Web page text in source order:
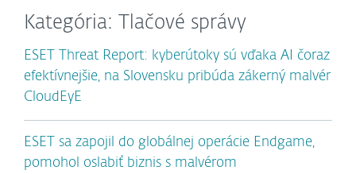
Kategória: Tlačové správy
ESET Threat Report: kyberútoky sú vďaka AI čoraz
efektívnejšie, na Slovensku pribúda zákerný malvér
CloudEyE
ESET sa zapojil do globálnej operácie Endgame,
pomohol oslabiť biznis s malvérom